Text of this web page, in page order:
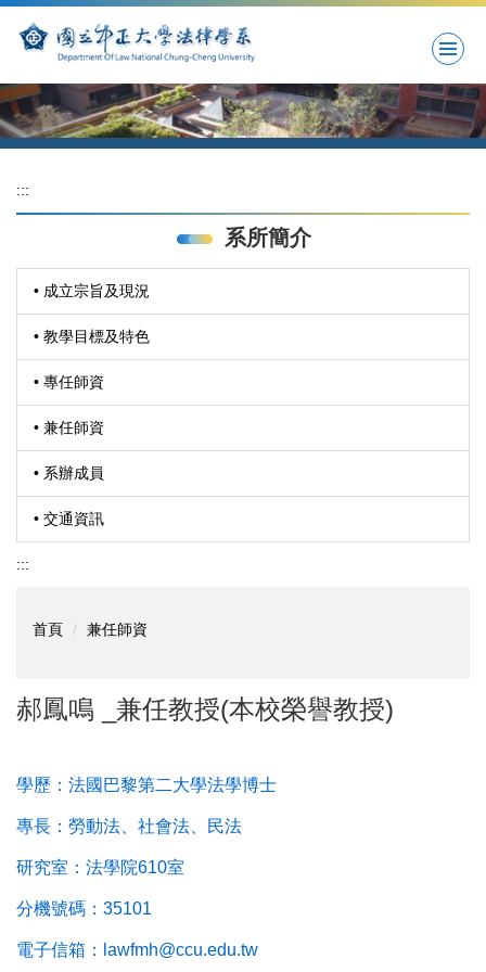
到
要
內
容
區
:::
系所簡介
• 成立宗旨及現況
• 教學目標及特色
• 專任師資
• 兼任師資
• 系辦成員
• 交通資訊
:::
首頁 兼任師資
郝鳳鳴 _兼任教授(本校榮譽教授)
學歷：法國巴黎第二大學法學博士
專長：勞動法、社會法、民法
研究室：法學院610室
分機號碼：35101
電子信箱：lawfmh@ccu.edu.tw